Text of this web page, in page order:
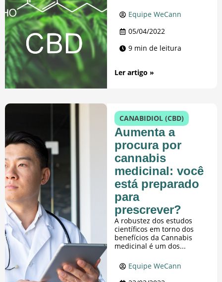
Equipe WeCann
05/04/2022
9 min de leitura
Ler artigo »
CANABIDIOL (CBD)
Aumenta a
procura por
cannabis
medicinal: você
está preparado
para
prescrever?
A robustez dos estudos
científicos em torno dos
benefícios da Cannabis
medicinal é um dos...
Equipe WeCann